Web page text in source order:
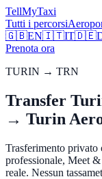
TellMyTaxi
Tutti i percorsi
🇬🇧EN🇮🇹IT🇩🇪
Prenota ora
TURIN → TRN
Transfer
→ Turin
Trasferimento privato
professionale, Meet
reale. Nessun